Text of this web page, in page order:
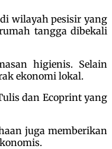
wilayah pesisir yang
tangga dibekali
higienis. Selain
ekonomi lokal.
dan Ecoprint yang
juga memberikan